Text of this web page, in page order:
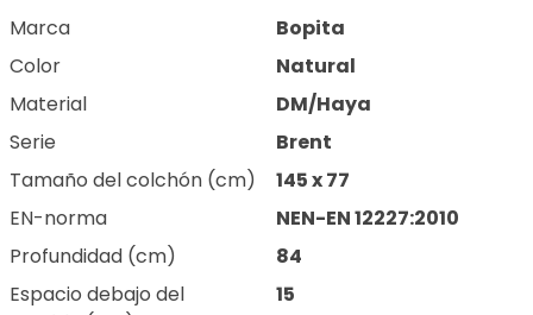
Marca
Bopita
Color
Natural
Material
DM/Haya
Serie
Brent
Tamaño del colchón (cm)
145 x 77
EN-norma
NEN-EN 12227:2010
Profundidad (cm)
84
Espacio debajo del
15